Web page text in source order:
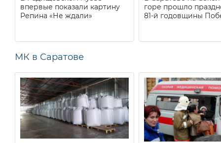
впервые показали картину
Репина «Не ждали»
горе прошло
81-й годовщины
МК в Саратове